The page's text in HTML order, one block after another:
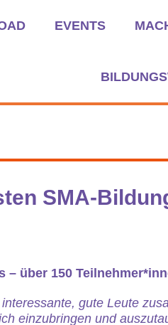
EVENTS
SMA-
– über 150
gute Leute
einzubringen und